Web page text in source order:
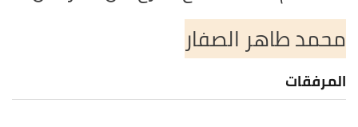
محمد طاهر الصفار
المرفقات